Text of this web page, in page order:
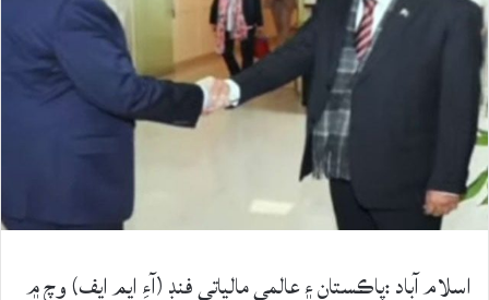
اسلام آباد :پاڪستان ۽ عالمي مالياتي فنڊ (آءِ ايم ايف) وچ ۾